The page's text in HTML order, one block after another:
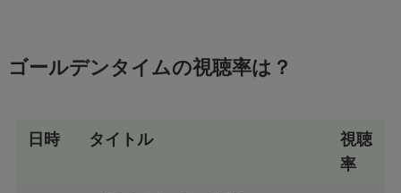
ゴールデンタイムの視聴率は？
日時 タイトル
視聴
率